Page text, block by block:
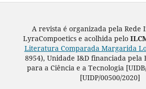
A revista é organizada pela Rede
LyraCompoetics e acolhida pelo
Literatura Comparada Margarida
8954), Unidade I&D financiada pela
para a Ciência e a Tecnologia
[UIDP/00500/2020]